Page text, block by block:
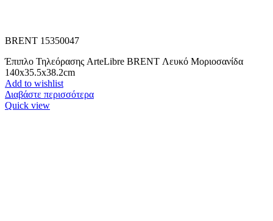
BRENT 15350047
Έπιπλο Τηλεόρασης ArteLibre BRENT Λευκό Μοριοσανίδα
140x35.5x38.2cm
Add to wishlist
Διαβάστε περισσότερα
Quick view